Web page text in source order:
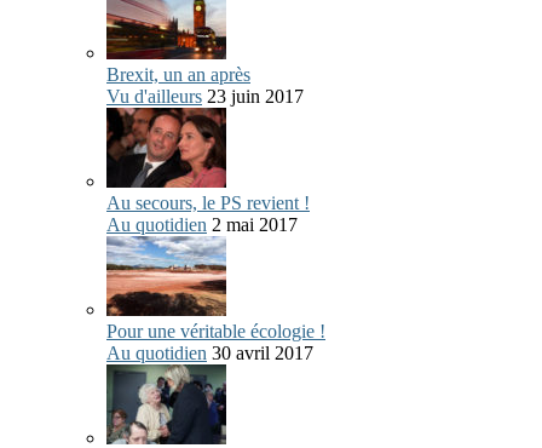
Brexit, un an après
Vu d'ailleurs 23 juin 2017
Au secours, le PS revient !
Au quotidien 2 mai 2017
Pour une véritable écologie !
Au quotidien 30 avril 2017